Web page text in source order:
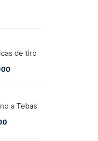
de tiro
a Tebas